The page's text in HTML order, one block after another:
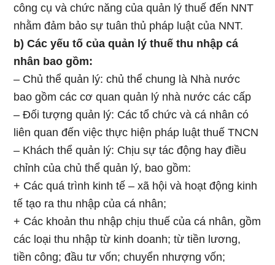
công cụ và chức năng của quản lý thuế đến NNT
nhằm đảm bảo sự tuân thủ pháp luật của NNT.
b) Các yếu tố của quản lý thuế thu nhập cá
nhân bao gồm:
– Chủ thể quản lý: chủ thể chung là Nhà nước
bao gồm các cơ quan quản lý nhà nước các cấp
– Đối tượng quản lý: Các tổ chức và cá nhân có
liên quan đến việc thực hiện pháp luật thuế TNCN
– Khách thể quản lý: Chịu sự tác động hay điều
chỉnh của chủ thể quản lý, bao gồm:
+ Các quá trình kinh tế – xã hội và hoạt động kinh
tế tạo ra thu nhập của cá nhân;
+ Các khoản thu nhập chịu thuế của cá nhân, gồm
các loại thu nhập từ kinh doanh; từ tiền lương,
tiền công; đầu tư vốn; chuyển nhượng vốn;